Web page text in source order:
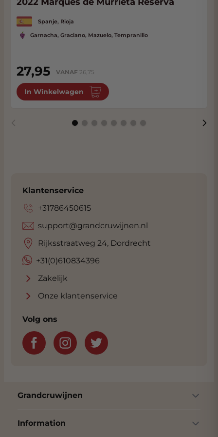
Spanje, Rioja
Garnacha, Graciano, Mazuelo, Tempranillo
27,95 VANAF 26,75
In Winkelwagen
Klantenservice
+31786450615
+31(0)610834396
support@grandcruwijnen.nl
Rijksstraatweg 24, Dordrecht
Zakelijk
Onze klantenservice
Volg ons
Grandcruwijnen
Information